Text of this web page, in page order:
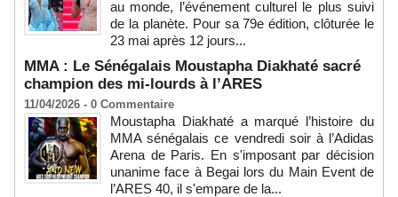
au monde, l’événement culturel le plus suivi
de la planète. Pour sa 79e édition, clôturée le
23 mai après 12 jours...
MMA : Le Sénégalais Moustapha Diakhaté sacré
champion des mi-lourds à l’ARES
11/04/2026 - 0 Commentaire
Moustapha Diakhaté a marqué l’histoire du
MMA sénégalais ce vendredi soir à l’Adidas
Arena de Paris. En s'imposant par décision
unanime face à Begai lors du Main Event de
l’ARES 40, il s'empare de la...